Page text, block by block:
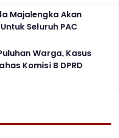
Majalengka Akan
Seluruh PAC
Warga, Kasus
Komisi B DPRD